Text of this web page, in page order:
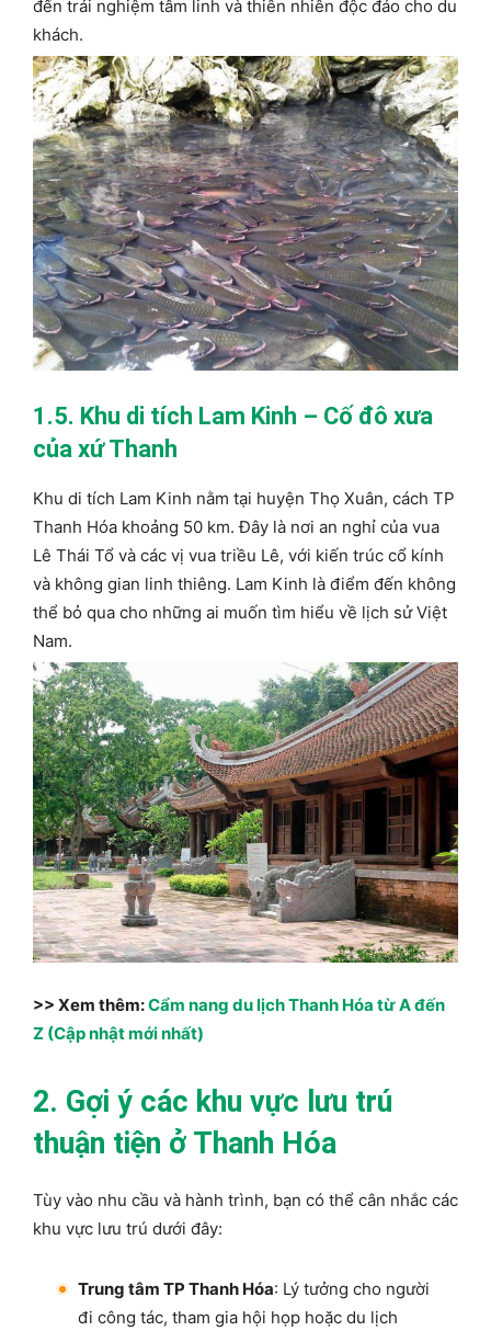
đến trải nghiệm tâm linh và thiên nhiên độc đáo cho du
khách.
1.5. Khu di tích Lam Kinh – Cố đô xưa
của xứ Thanh
Khu di tích Lam Kinh nằm tại huyện Thọ Xuân, cách TP
Thanh Hóa khoảng 50 km. Đây là nơi an nghỉ của vua
Lê Thái Tổ và các vị vua triều Lê, với kiến trúc cổ kính
và không gian linh thiêng. Lam Kinh là điểm đến không
thể bỏ qua cho những ai muốn tìm hiểu về lịch sử Việt
Nam.
>> Xem thêm:Cẩm nang du lịch Thanh Hóa từ A đến
Z (Cập nhật mới nhất)
2. Gợi ý các khu vực lưu trú
thuận tiện ở Thanh Hóa
Tùy vào nhu cầu và hành trình, bạn có thể cân nhắc các
khu vực lưu trú dưới đây:
Trung tâm TP Thanh Hóa: Lý tưởng cho người
đi công tác, tham gia hội họp hoặc du lịch